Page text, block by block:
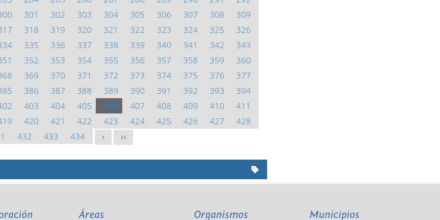
301 302 303 304 305 306 307 308
309
318 319 320 321 322 323 324 325
326
335 336 337 338 339 340 341 342
343
352 353 354 355 356 357 358 359
360
369 370 371 372 373 374 375 376
377
386 387 388 389 390 391 392 393
394
403 404 405 406 407 408 409 410
411
420 421 422 423 424 425 426 427
428
432 433 434 > >>
Áreas Organismos Municipios